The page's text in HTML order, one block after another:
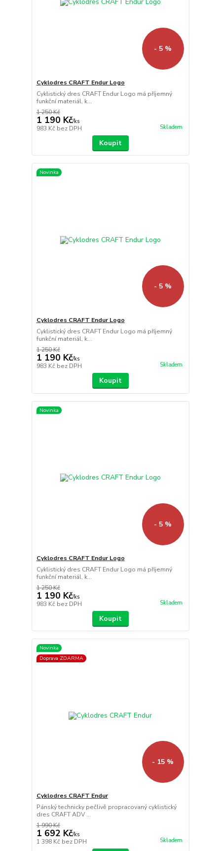
- 5 %
Cyklodres CRAFT Endur Logo
Cyklistický dres CRAFT Endur Logo má příjemný
funkční materiál, k...
1 250 Kč
1 190 Kč/ks
983 Kč bez DPH Skladem
Koupit
Novinka
- 5 %
Cyklodres CRAFT Endur Logo
Cyklistický dres CRAFT Endur Logo má příjemný
funkční materiál, k...
1 250 Kč
1 190 Kč/ks
983 Kč bez DPH Skladem
Koupit
Novinka
- 5 %
Cyklodres CRAFT Endur Logo
Cyklistický dres CRAFT Endur Logo má příjemný
funkční materiál, k...
1 250 Kč
1 190 Kč/ks
983 Kč bez DPH Skladem
Koupit
Novinka
Doprava ZDARMA
- 15 %
Cyklodres CRAFT Endur
Pánský technicky pečlivě propracovaný cyklistický
dres CRAFT ADV ...
1 990 Kč
1 692 Kč/ks
1 398 Kč bez DPH Skladem